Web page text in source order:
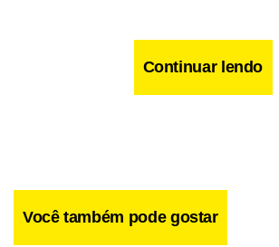
Continuar lendo
Você também pode gostar